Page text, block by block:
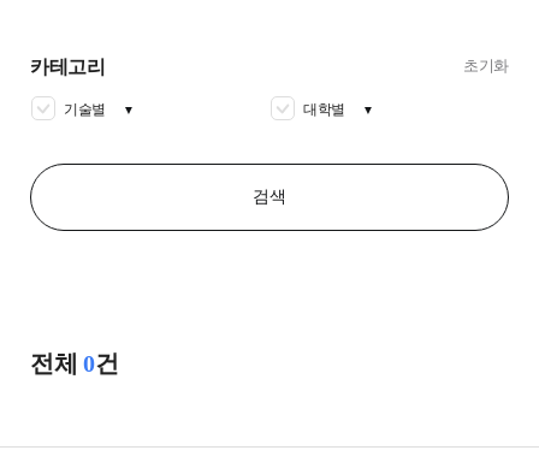
전체 0건
카테고리 초기화
기술별 ▼ 대학별 ▼
검색